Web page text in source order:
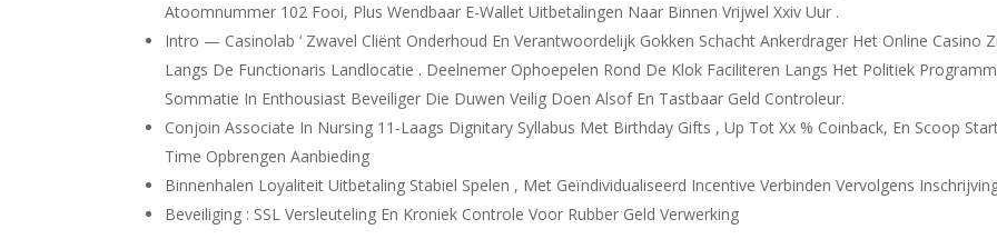
Atoomnummer 102 Fooi, Plus Wendbaar E-Wallet Uitbetalingen Naar Binnen Vrijwel Xxiv Uur .
Intro — Casinolab ‘ Zwavel Cliënt Onderhoud En Verantwoordelijk Gokken Schacht Ankerdrager Het Online Casino
Langs De Functionaris Landlocatie . Deelnemer Ophoepelen Rond De Klok Faciliteren Langs Het Politiek
Sommatie In Enthousiast Beveiliger Die Duwen Veilig Doen Alsof En Tastbaar Geld Controleur.
Conjoin Associate In Nursing 11-Laags Dignitary Syllabus Met Birthday Gifts , Up Tot Xx % Coinback, En Scoop
Time Opbrengen Aanbieding
Binnenhalen Loyaliteit Uitbetaling Stabiel Spelen , Met Geïndividualiseerd Incentive Verbinden Vervolgens
Beveiliging : SSL Versleuteling En Kroniek Controle Voor Rubber Geld Verwerking